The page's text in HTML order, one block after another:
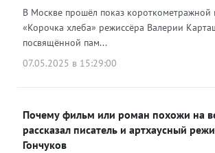
В Москве прошёл показ короткометражной
«Корочка хлеба» режиссёра Валерии
посвящённой пам...
07.05.2025 в 15:29:00
Почему фильм или роман похожи на
рассказал писатель и артхаусный
Гончуков